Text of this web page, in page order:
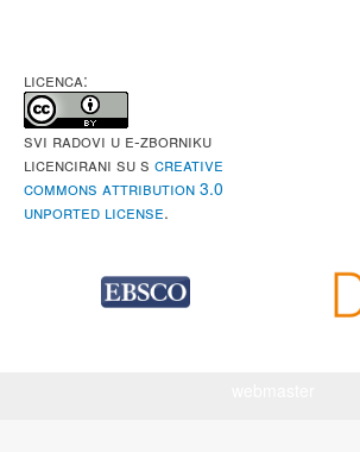
LICENCA:
Svi radovi u e-Zborniku
licencirani su s Creative
Commons Attribution 3.0
Unported License.